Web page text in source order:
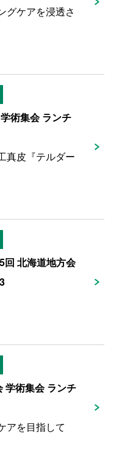
グケアを浸透さ
術集会 ランチ
真皮『テルダー
回 北海道地方会
学術集会 ランチ
アを目指して